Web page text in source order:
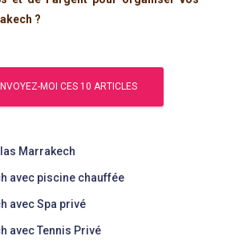
?
Marrakech
avec piscine chauffée
avec Spa privé
avec Tennis Privé